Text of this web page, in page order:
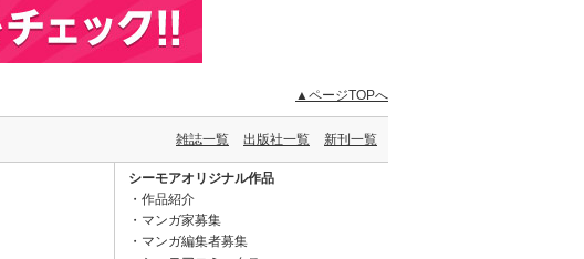
▲ページTOPへ
雑誌一覧 出版社一覧 新刊一覧
シーモアオリジナル作品
作品紹介
マンガ家募集
マンガ編集者募集